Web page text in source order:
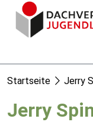
Startseite Jerry
Jerry